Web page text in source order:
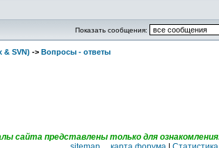
Показать сообщения:
& SVN) -> Вопросы - ответы
сайта представлены только для